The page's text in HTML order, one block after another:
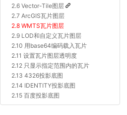
2.6 Vector-Tile图层
2.7 ArcGIS瓦片图层
2.8 WMTS瓦片图层
2.9 LOD和自定义瓦片图层
2.10 用base64编码载入瓦片
2.11 设置瓦片图层透明度
2.12 只显示指定范围内的瓦片
2.13 4326投影底图
2.14 IDENTITY投影底图
2.15 百度投影底图
2.16 Proj4js自定义投影底图